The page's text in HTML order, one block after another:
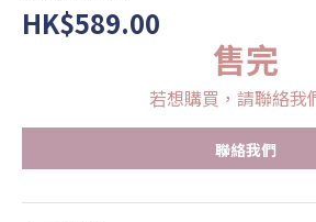
HK$589.00
售完
若想購買，請聯絡我
聯絡我們